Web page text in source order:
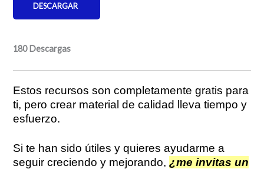
DESCARGAR
180Descargas
Estos recursos son completamente gratis para
ti, pero crear material de calidad lleva tiempo y
esfuerzo.
Si te han sido útiles y quieres ayudarme a
seguir creciendo y mejorando,¿me invitas un